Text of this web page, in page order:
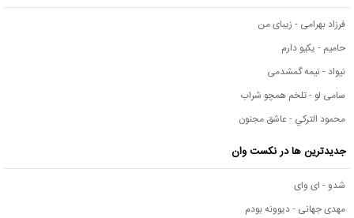
فرزاد بهرامی - زیبای من
حامیم - یکیو دارم
نیواد - نیمه گمشدمی
سامی لو - تلخم همچو شراب
محمود التركي - عاشق مجنون
جدیدترین ها در نکست وان
شدو - ای وای
مهدی جهانی - دیوونه بودم